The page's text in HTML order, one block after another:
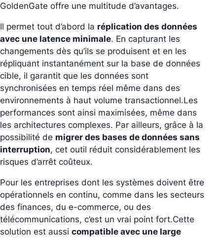
GoldenGate offre une multitude d’avantages.
Il permet tout d’abord la réplication des données
avec une latence minimale. En capturant les
changements dès qu’ils se produisent et en les
répliquant instantanément sur la base de données
cible, il garantit que les données sont
synchronisées en temps réel même dans des
environnements à haut volume transactionnel.Les
performances sont ainsi maximisées, même dans
les architectures complexes. Par ailleurs, grâce à la
possibilité de migrer des bases de données sans
interruption, cet outil réduit considérablement les
risques d’arrêt coûteux.
Pour les entreprises dont les systèmes doivent être
opérationnels en continu, comme dans les secteurs
des finances, du e-commerce, ou des
télécommunications, c’est un vrai point fort.Cette
solution est aussi compatible avec une large